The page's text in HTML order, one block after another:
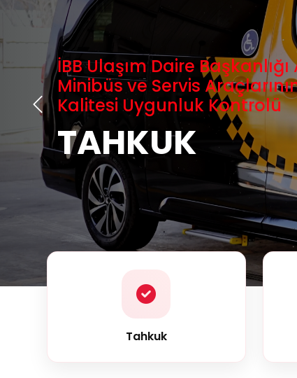
Güçlü Filomuz ve
Ylından İtibaren İBB ve
Araç
Tahkuk